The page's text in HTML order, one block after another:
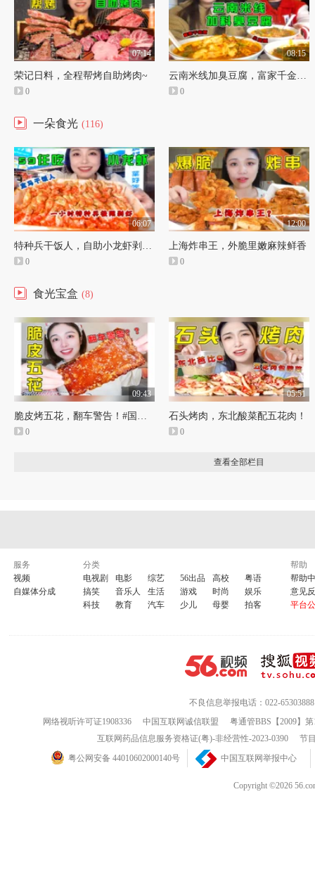
07:14
荣记日料，全程帮烤自助烤肉~
0
08:15
云南米线加臭豆腐，富家千金小资版
0
一朵食光 (116)
06:07
特种兵干饭人，自助小龙虾剥壳到手软
0
12:00
上海炸串王，外脆里嫩麻辣鲜香
0
食光宝盒 (8)
09:43
脆皮烤五花，翻车警告！#国庆七天乐
0
05:51
石头烤肉，东北酸菜配五花肉！
0
查看全部栏目
服务
视频
自媒体分成
分类
电视剧
电影 综艺 56出品 高校
粤语
搞笑
音乐人 生活 游戏 时尚
娱乐
科技
教育 汽车 少儿 母婴 拍客
帮助
帮助
意见
平台
不良信息举报电话：022-65303888
网络视听许可证1908336
中国互联网诚信联盟
粤通管BBS【2009】
互联网药品信息服务资格证(粤)-非经营性-2023-0390
节
粤公网安备 44010602000140号
中国互联网举报中心
Copyright ©2026